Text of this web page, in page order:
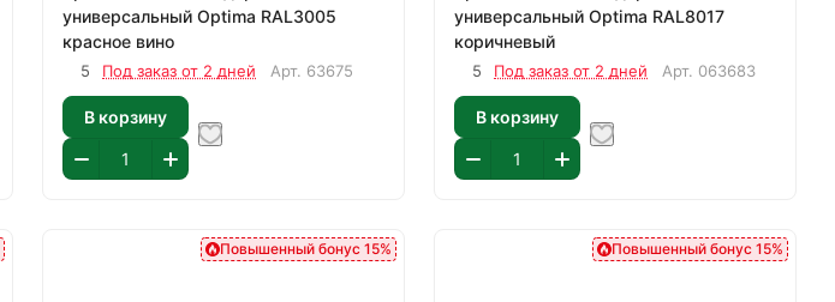
универсальный Optima RAL3005
красное вино
5 Под заказ от 2 дней Арт. 63675
В корзину
универсальный Optima RAL8017
коричневый
5 Под заказ от 2 дней Арт. 063683
В корзину
Повышенный бонус 15% Повышенный бонус 15%